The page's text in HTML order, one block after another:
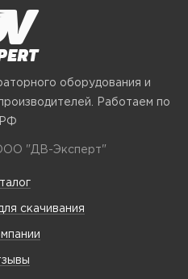
оборудования и
Работаем по
РФ
"ДВ-Эксперт"
скачивания